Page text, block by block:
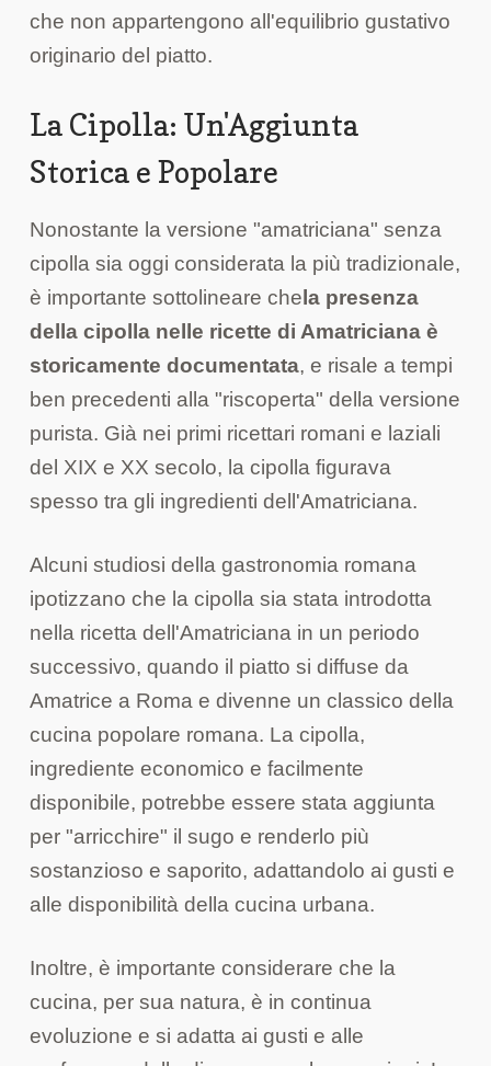
che non appartengono all'equilibrio gustativo
originario del piatto.
La Cipolla: Un'Aggiunta
Storica e Popolare
Nonostante la versione "amatriciana" senza
cipolla sia oggi considerata la più tradizionale,
è importante sottolineare chela presenza
della cipolla nelle ricette di Amatriciana è
storicamente documentata, e risale a tempi
ben precedenti alla "riscoperta" della versione
purista. Già nei primi ricettari romani e laziali
del XIX e XX secolo, la cipolla figurava
spesso tra gli ingredienti dell'Amatriciana.
Alcuni studiosi della gastronomia romana
ipotizzano che la cipolla sia stata introdotta
nella ricetta dell'Amatriciana in un periodo
successivo, quando il piatto si diffuse da
Amatrice a Roma e divenne un classico della
cucina popolare romana. La cipolla,
ingrediente economico e facilmente
disponibile, potrebbe essere stata aggiunta
per "arricchire" il sugo e renderlo più
sostanzioso e saporito, adattandolo ai gusti e
alle disponibilità della cucina urbana.
Inoltre, è importante considerare che la
cucina, per sua natura, è in continua
evoluzione e si adatta ai gusti e alle